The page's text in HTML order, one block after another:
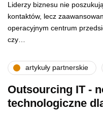
Liderzy biznesu nie
kontaktów, lecz
operacyjnym centrum
czy…
artykuły partnerskie
Outsourcing IT -
technologiczne